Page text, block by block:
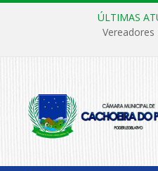
ÚLTIMAS
Vereadores